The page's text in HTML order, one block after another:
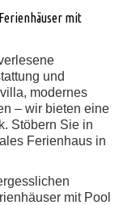
mit
und
modernes
– wir bieten eine
Stöbern Sie in
Ferienhaus in
mit Pool